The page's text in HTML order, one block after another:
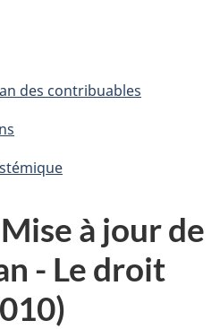
des contribuables
à jour de
- Le droit